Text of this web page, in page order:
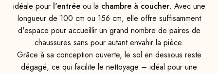
idéale pour l'entréeou la chambre à coucher. Avec une
longueur de 100 cm ou 156 cm, elle offre suffisamment
d'espace pour accueillir un grand nombre de paires de
chaussures sans pour autant envahir la pièce.
Grâce à sa conception ouverte, le sol en dessous reste
dégagé, ce qui facilite le nettoyage – idéal pour une